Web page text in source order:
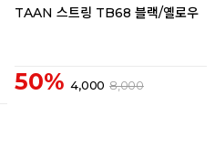
TAAN 스트링 TB68 블랙/옐로우
50% 4,000 8,000